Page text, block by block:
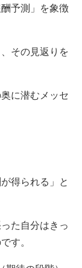
予測」を象徴
その見返りを
に潜むメッセ
得られる」と
た自分はきっ
す。